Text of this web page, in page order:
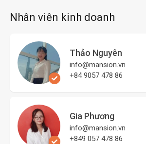
Nhân viên kinh doanh
Thảo Nguyên
info@mansion.vn
+84 9057 478 86
Gia Phương
info@mansion.vn
+849 057 478 86